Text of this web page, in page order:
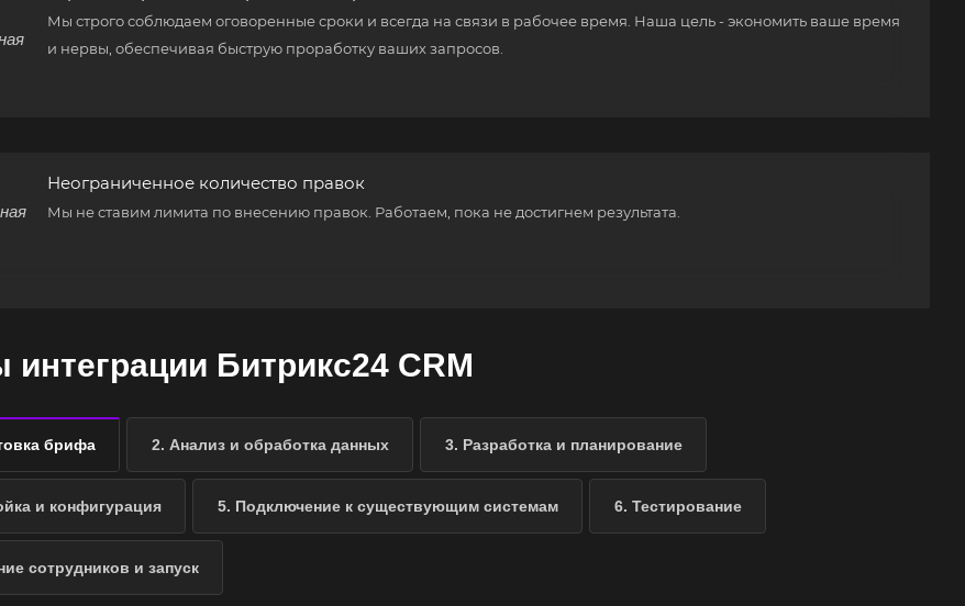
Мы строго соблюдаем оговоренные сроки и всегда на связи в рабочее время. Наша цель - экономить ваше время
и нервы, обеспечивая быструю проработку ваших запросов.
Неограниченное количество правок
Мы не ставим лимита по внесению правок. Работаем, пока не достигнем результата.
интеграции Битрикс24 CRM
брифа 2. Анализ и обработка данных 3. Разработка и планирование
и конфигурация 5. Подключение к существующим системам 6. Тестирование
сотрудников и запуск